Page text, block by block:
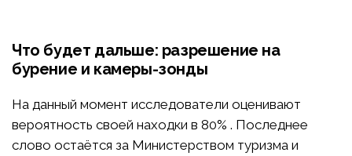
Что будет дальше: разрешение на
бурение и камеры-зонды
На данный момент исследователи оценивают
вероятность своей находки в 80% . Последнее
слово остаётся за Министерством туризма и